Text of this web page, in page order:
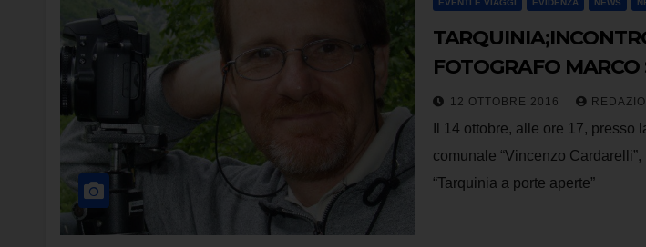
FOTOGRAFO MARCO
12 OTTOBRE 2016
Il 14 ottobre, alle ore 17, presso
comunale “Vincenzo Cardarelli”,
“Tarquinia a porte aperte”